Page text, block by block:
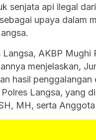
senjata api ilegal
upaya dalam
Langsa, AKBP Mughi
menjelaskan,
hasil
Langsa, yang
MH, serta